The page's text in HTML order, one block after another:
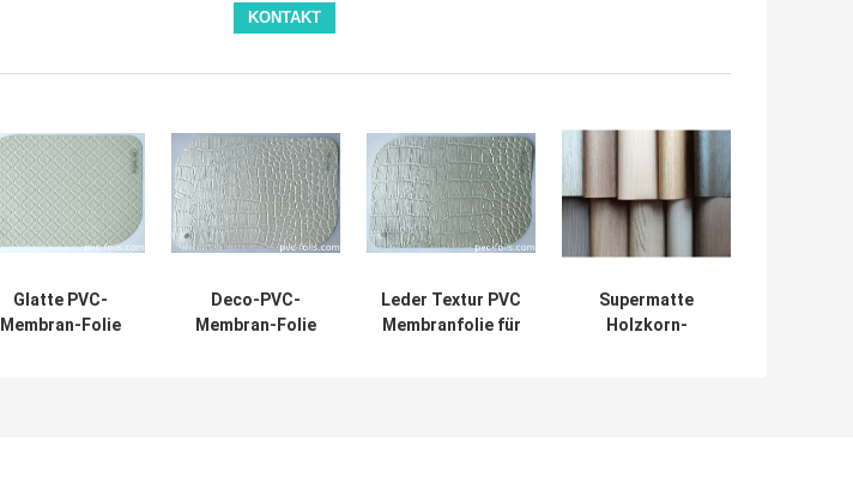
Glatte PVC-
Membran-Folie
Deco-PVC-
Membran-Folie
Leder Textur PVC
Membranfolie für
Supermatte
Holzkorn-